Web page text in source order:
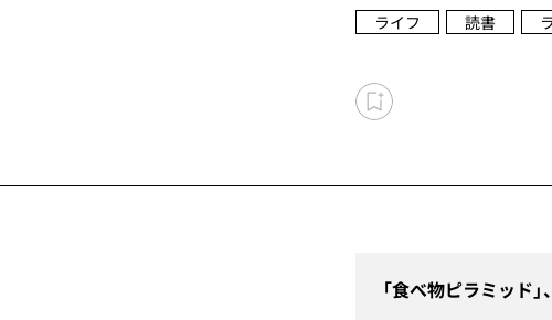
ライフ
読書
「食べ物ピラミッド